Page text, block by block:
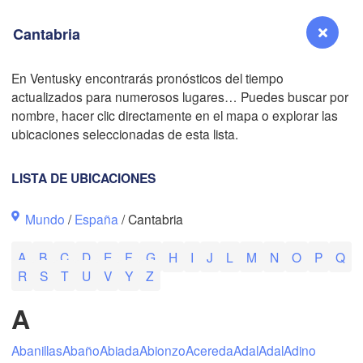
Cantabria
En Ventusky encontrarás pronósticos del tiempo
actualizados para numerosos lugares… Puedes buscar por
nombre, hacer clic directamente en el mapa o explorar las
ubicaciones seleccionadas de esta lista.
LISTA DE UBICACIONES
Mundo /España / Cantabria
A B C D E F G H I J L M N O P
Q
R
S T U V Y Z
A
AbanillasAbañoAbiadaAbionzoAceredaAdalAdalAdino
Los Angeles
Las Vegas
Fresno
Reno
CALIFORNIA
NEVADA
B